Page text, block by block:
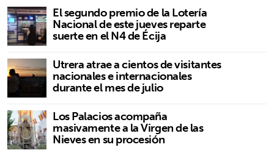
El segundo premio de la Lotería
Nacional de este jueves reparte
suerte en el N4 de Écija
Utrera atrae a cientos de visitantes
nacionales e internacionales
durante el mes de julio
Los Palacios acompaña
masivamente a la Virgen de las
Nieves en su procesión